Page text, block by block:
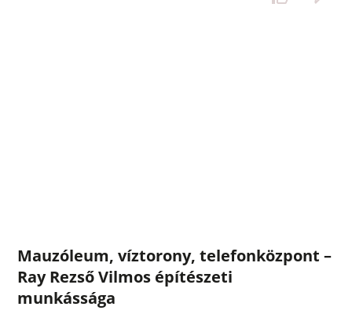
Mauzóleum, víztorony, telefonközpont –
Ray Rezső Vilmos építészeti
munkássága